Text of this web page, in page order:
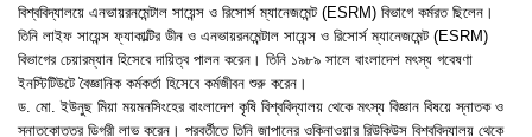
বিশ্ববিদ্যালয়ে এনভায়রনমেন্টাল সায়েন্স ও রিসোর্স ম্যানেজমেন্ট (ESRM) বিভাগে কর্মরত ছিলেন।
তিনি লাইফ সায়েন্স ফ্যাকাল্টির ডীন ও এনভায়রনমেন্টাল সায়েন্স ও রিসোর্স ম্যানেজমেন্ট (ESRM)
বিভাগের চেয়ারম্যান হিসেবে দায়িত্ব পালন করেন। তিনি ১৯৮৯ সালে বাংলাদেশ মৎস্য গবেষণা
ইনস্টিটিউটে বৈজ্ঞানিক কর্মকর্তা হিসেবে কর্মজীবন শুরু করেন।
ড. মো. ইউনুছ মিয়া ময়মনসিংহের বাংলাদেশ কৃষি বিশ্ববিদ্যালয় থেকে মৎস্য বিজ্ঞান বিষয়ে স্নাতক ও
স্নাতকোত্তর ডিগ্রী লাভ করেন। পরবর্তীতে তিনি জাপানের ওকিনাওয়ার রিউকিউস বিশ্ববিদ্যালয় থেকে